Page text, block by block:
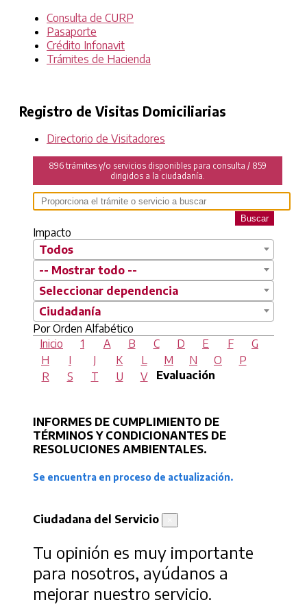
Consulta de CURP
Pasaporte
Crédito Infonavit
Trámites de Hacienda
Registro de Visitas Domiciliarias
Directorio de Visitadores
896 trámites y/o servicios disponibles para consulta / 859
dirigidos a la ciudadanía.
Buscar
Impacto
Todos
-- Mostrar todo --
Seleccionar dependencia
Ciudadanía
Por Orden Alfabético
Inicio
1 A B C D E F
G
H
I J K L M N O
P
R
S T U V
INFORMES DE CUMPLIMIENTO DE
TÉRMINOS Y CONDICIONANTES DE
RESOLUCIONES AMBIENTALES.
Se encuentra en proceso de actualización.
Evaluación
Ciudadana del Servicio
Tu opinión es muy importante
para nosotros, ayúdanos a
mejorar nuestro servicio.